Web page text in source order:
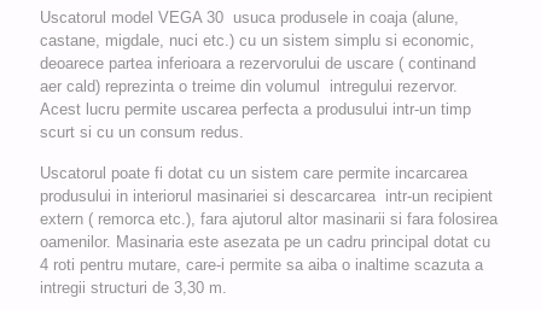
Uscatorul model VEGA 30 usuca produsele in coaja (alune,
castane, migdale, nuci etc.) cu un sistem simplu si economic,
deoarece partea inferioara a rezervorului de uscare ( continand
aer cald) reprezinta o treime din volumul intregului rezervor.
Acest lucru permite uscarea perfecta a produsului intr-un timp
scurt si cu un consum redus.
Uscatorul poate fi dotat cu un sistem care permite incarcarea
produsului in interiorul masinariei si descarcarea intr-un recipient
extern ( remorca etc.), fara ajutorul altor masinarii si fara folosirea
oamenilor. Masinaria este asezata pe un cadru principal dotat cu
4 roti pentru mutare, care-i permite sa aiba o inaltime scazuta a
intregii structuri de 3,30 m.